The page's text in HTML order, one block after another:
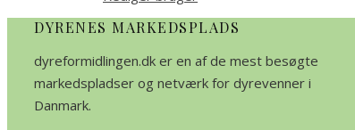
DYRENES MARKEDSPLADS
dyreformidlingen.dk er en af de mest besøgte
markedspladser og netværk for dyrevenner i
Danmark.